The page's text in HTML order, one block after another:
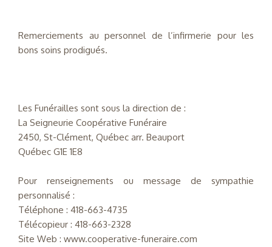
Remerciements au personnel de l’infirmerie pour les
bons soins prodigués.
Les Funérailles sont sous la direction de :
La Seigneurie Coopérative Funéraire
2450, St-Clément, Québec arr. Beauport
Québec G1E 1E8
Pour renseignements ou message de sympathie
personnalisé :
Téléphone : 418-663-4735
Télécopieur : 418-663-2328
Site Web : www.cooperative-funeraire.com